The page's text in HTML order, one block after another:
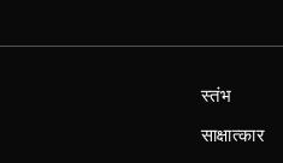
स्तंभ
साक्षात्कार